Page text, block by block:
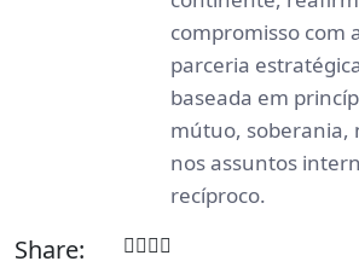
compromisso com
parceria
baseada em
mútuo, soberania,
nos assuntos
recíproco.
Share: